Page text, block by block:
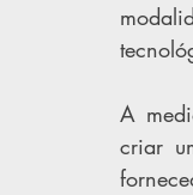
A
criar